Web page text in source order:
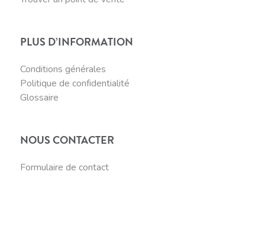
PLUS D’INFORMATION
Conditions générales
Politique de confidentialité
Glossaire
NOUS CONTACTER
Formulaire de contact